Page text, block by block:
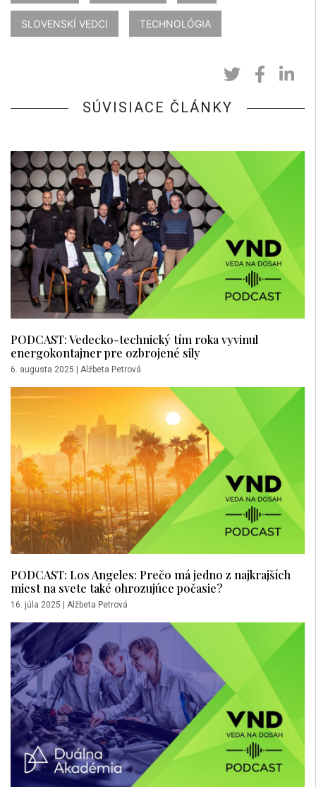
SLOVENSKÍ VEDCI TECHNOLÓGIA
SÚVISIACE ČLÁNKY
PODCAST: Vedecko-technický tím roka vyvinul
energokontajner pre ozbrojené sily
6. augusta 2025 | Alžbeta Petrová
PODCAST: Los Angeles: Prečo má jedno z najkrajších
miest na svete také ohrozujúce počasie?
16. júla 2025 | Alžbeta Petrová